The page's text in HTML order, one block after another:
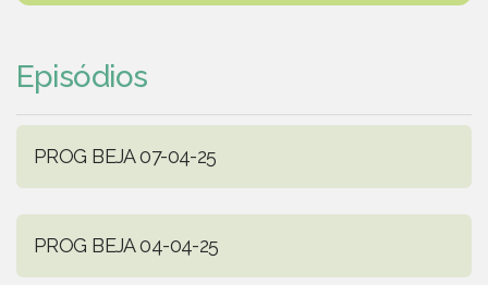
Episódios
PROG BEJA 07-04-25
PROG BEJA 04-04-25